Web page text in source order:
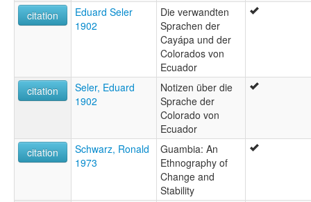
citation
Eduard Seler
1902
Die verwandten
Sprachen der
Cayápa und der
Colorados von
Ecuador
citation
Seler, Eduard
1902
Notizen über die
Sprache der
Colorado von
Ecuador
citation
Schwarz, Ronald
1973
Guambia: An
Ethnography of
Change and
Stability